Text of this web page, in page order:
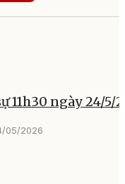
11h30 ngày 24/5/
05/2026